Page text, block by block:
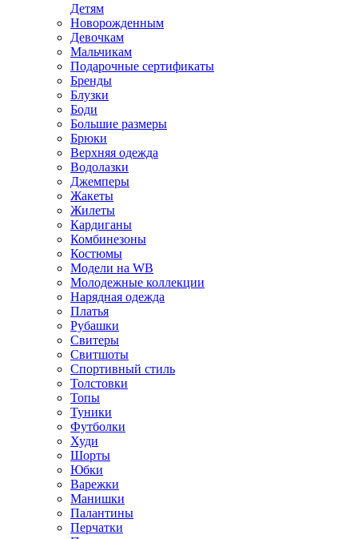
Детям
Новорожденным
Девочкам
Мальчикам
Подарочные сертификаты
Бренды
Блузки
Боди
Большие размеры
Брюки
Верхняя одежда
Водолазки
Джемперы
Жакеты
Жилеты
Кардиганы
Комбинезоны
Костюмы
Модели на WB
Молодежные коллекции
Нарядная одежда
Платья
Рубашки
Свитеры
Свитшоты
Спортивный стиль
Толстовки
Топы
Туники
Футболки
Худи
Шорты
Юбки
Варежки
Манишки
Палантины
Перчатки